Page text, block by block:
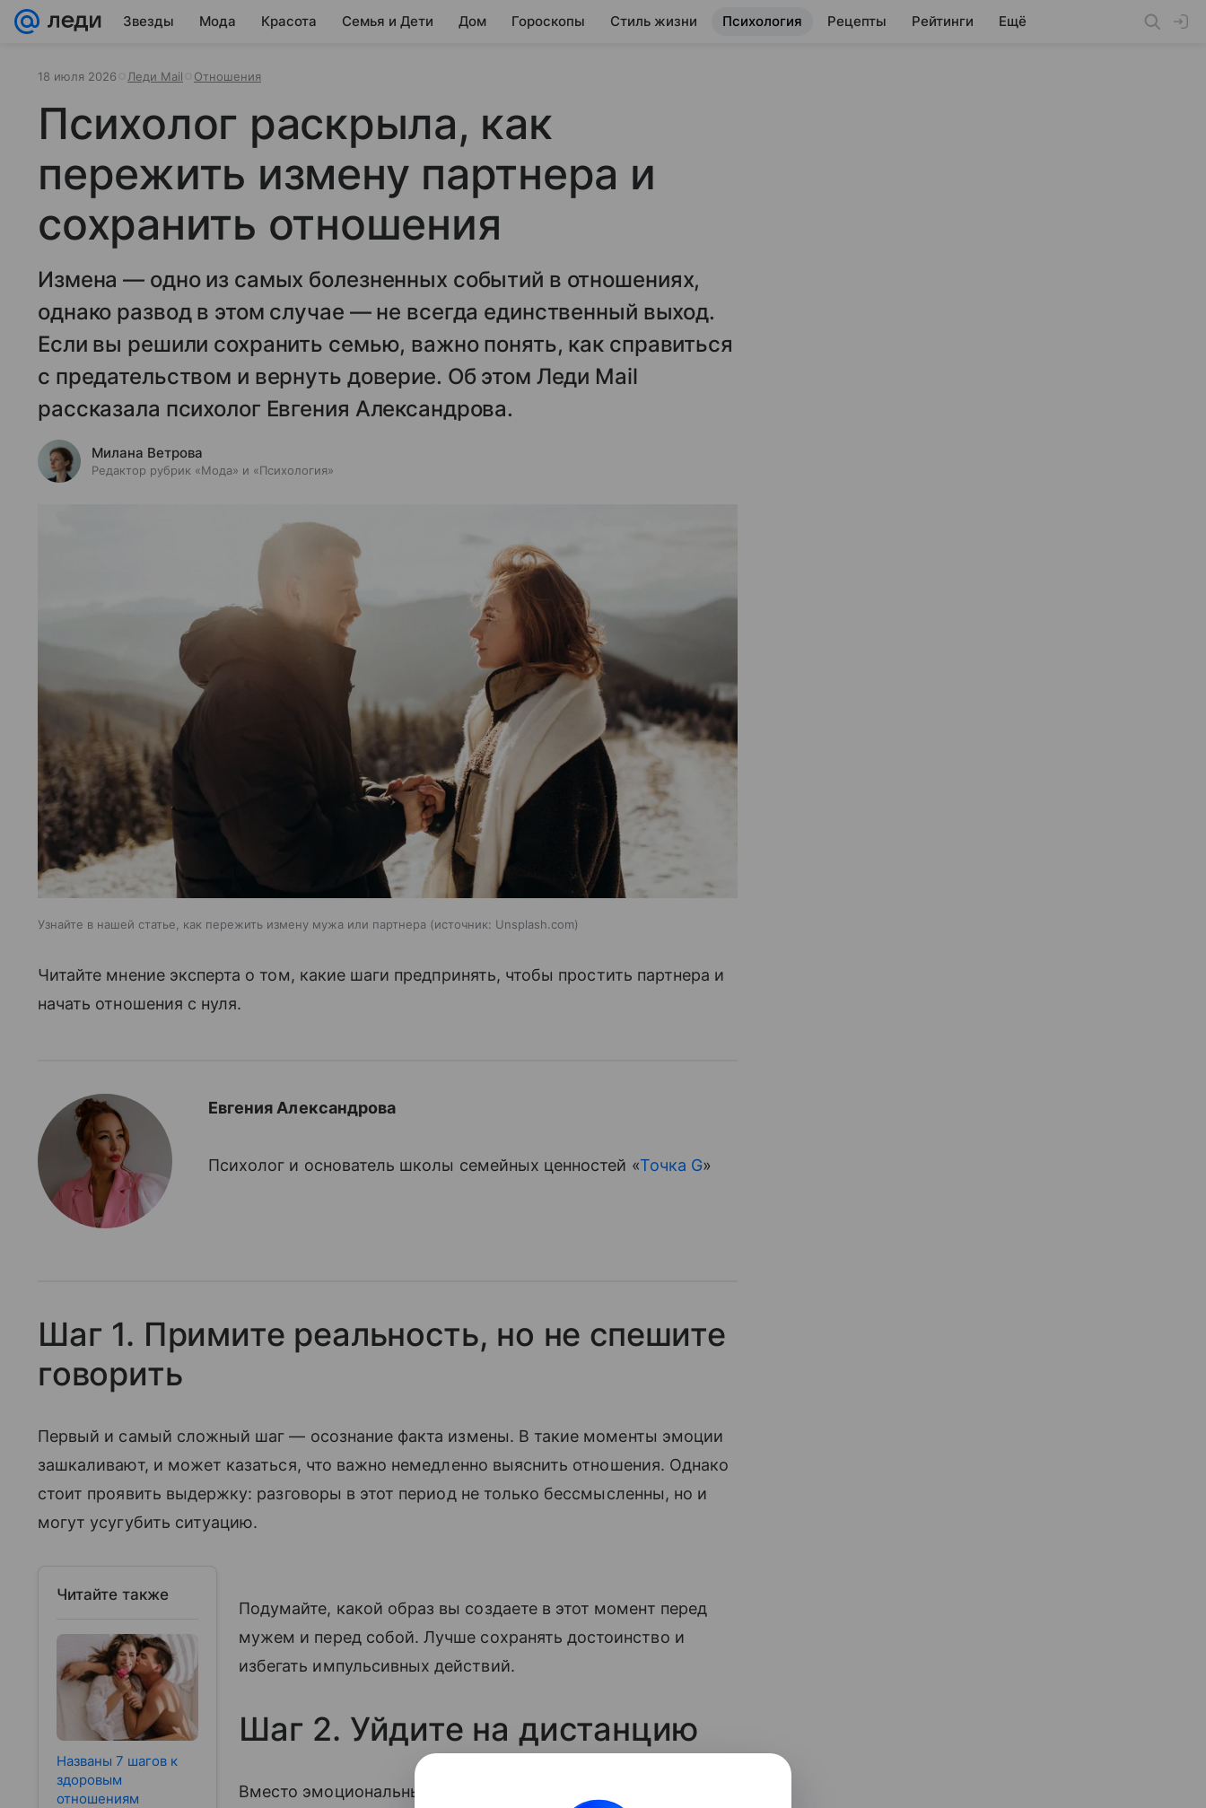
Звезды Мода Красота Семья и Дети Дом Гороскопы Стиль жизни Психология Рецепты Рейтинги Ещё
18 июля 2026 Леди Mail Отношения
Психолог раскрыла, как
пережить измену партнера и
сохранить отношения
Измена — одно из самых болезненных событий в отношениях,
однако развод в этом случае — не всегда единственный выход.
Если вы решили сохранить семью, важно понять, как справиться
с предательством и вернуть доверие. Об этом Леди Mail
рассказала психолог Евгения Александрова.
Милана Ветрова
Редактор рубрик «Мода» и «Психология»
Узнайте в нашей статье, как пережить измену мужа или партнера источник: Unsplash.com
Читайте мнение эксперта о том, какие шаги предпринять, чтобы простить партнера и
начать отношения с нуля.
Евгения Александрова
Психолог и основатель школы семейных ценностей «Точка G»
Шаг 1. Примите реальность, но не спешите
говорить
Первый и самый сложный шаг — осознание факта измены. В такие моменты эмоции
зашкаливают, и может казаться, что важно немедленно выяснить отношения. Однако
стоит проявить выдержку: разговоры в этот период не только бессмысленны, но и
могут усугубить ситуацию.
Читайте также
Названы 7 шагов к
здоровым
отношениям
Подумайте, какой образ вы создаете в этот момент перед
мужем и перед собой. Лучше сохранять достоинство и
избегать импульсивных действий.
Шаг 2. Уйдите на дистанцию
Вместо эмоциональных всплесков возьмите паузу.